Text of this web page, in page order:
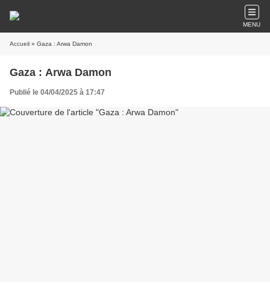
MENU
Accueil » Gaza : Arwa Damon
Gaza : Arwa Damon
Publié le 04/04/2025 à 17:47